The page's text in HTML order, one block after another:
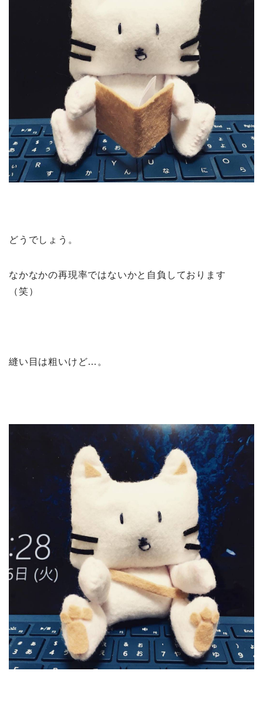
どうでしょう。
なかなかの再現率ではないかと自負しております
（笑）
縫い目は粗いけど…。